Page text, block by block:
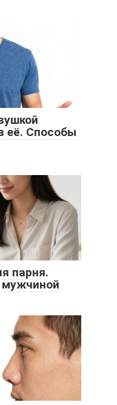
её. Способы
парня.